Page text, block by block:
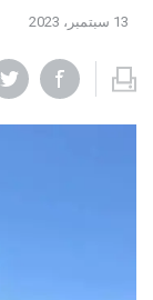
13 سبتمبر، 2023